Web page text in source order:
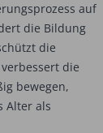
auf
die Bildung
die
die
bewegen,
Alter als